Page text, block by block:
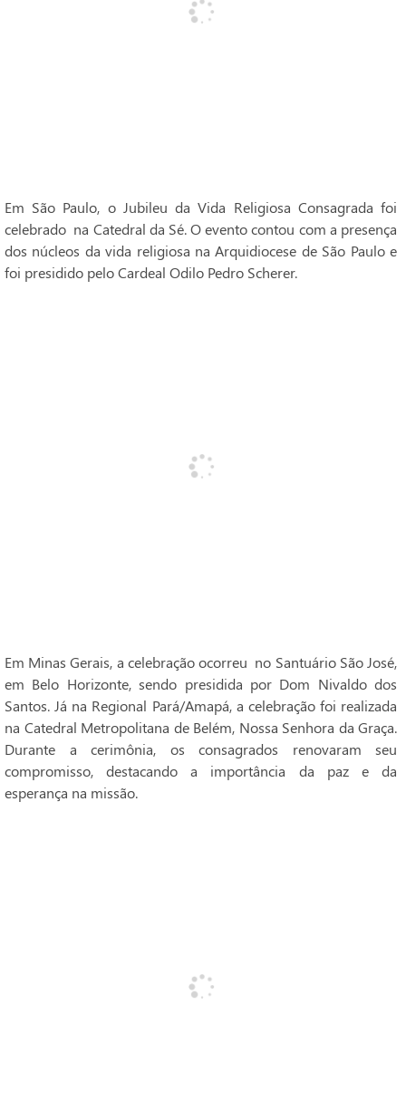
Em São Paulo, o Jubileu da Vida Religiosa Consagrada foi
celebrado na Catedral da Sé. O evento contou com a presença
dos núcleos da vida religiosa na Arquidiocese de São Paulo e
foi presidido pelo Cardeal Odilo Pedro Scherer.
Em Minas Gerais, a celebração ocorreu no Santuário São José,
em Belo Horizonte, sendo presidida por Dom Nivaldo dos
Santos. Já na Regional Pará/Amapá, a celebração foi realizada
na Catedral Metropolitana de Belém, Nossa Senhora da Graça.
Durante a cerimônia, os consagrados renovaram seu
compromisso, destacando a importância da paz e da
esperança na missão.